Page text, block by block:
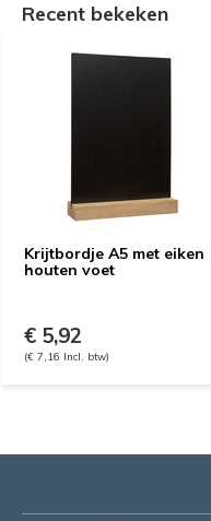
Recent bekeken
Krijtbordje A5 met eiken
houten voet
€ 5,92
(€ 7,16 Incl. btw)